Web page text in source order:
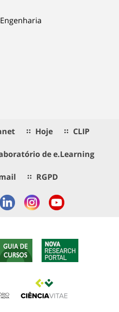
Hoje CLIP
de e.Learning
RGPD